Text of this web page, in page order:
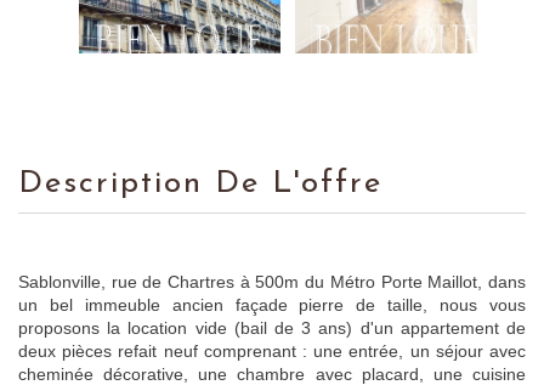
Description De L'offre
Sablonville, rue de Chartres à 500m du Métro Porte Maillot, dans
un bel immeuble ancien façade pierre de taille, nous vous
proposons la location vide (bail de 3 ans) d'un appartement de
deux pièces refait neuf comprenant : une entrée, un séjour avec
cheminée décorative, une chambre avec placard, une cuisine